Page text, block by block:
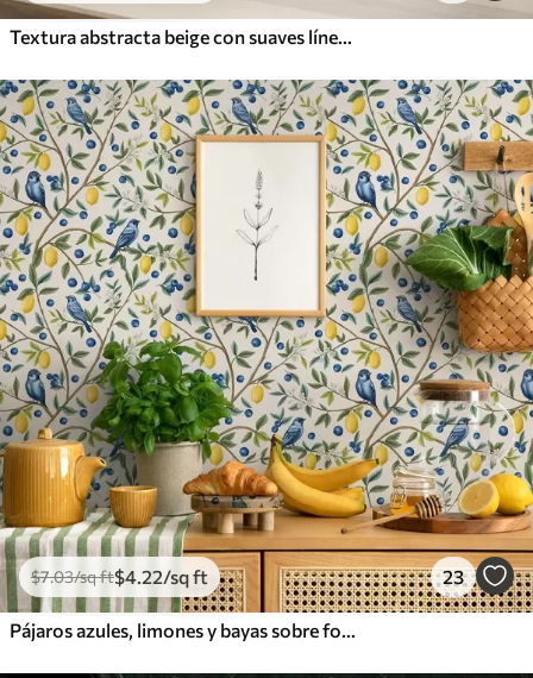
Textura abstracta beige con suaves líneas de hojas
$7.03/sq ft$4.22/sq ft 23
Pájaros azules, limones y bayas sobre fondo blanco